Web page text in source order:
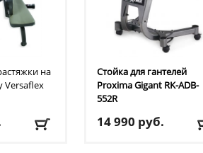
на
Versaflex
Стойка для гантелей
ProximaGigant RK-ADB-
552R
14 990 руб.